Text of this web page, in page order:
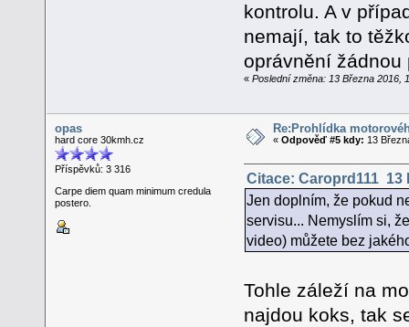
kontrolu. A v
nemají, tak to
oprávnění žádnou
« Poslední změna: 13 Března 2016,
opas
hard core 30kmh.cz
Příspěvků: 3 316
Carpe diem quam minimum credula
postero.
Re:Prohlídka
«Odpověď #5 kdy: 13
Citace: Caroprd111 13
Jen doplním, že pokud
servisu... Nemyslím si,
video) můžete bez
Tohle záleží na
najdou koks, tak